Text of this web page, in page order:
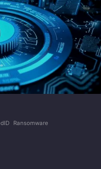
Ransomware